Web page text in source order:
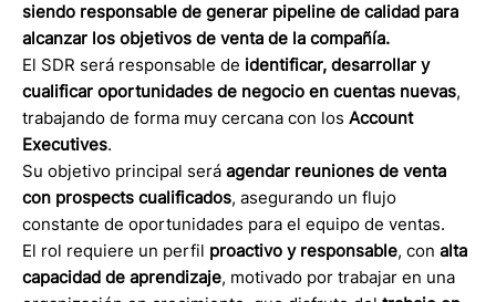
siendo responsable de generar pipeline de calidad para
alcanzar los objetivos de venta de la compañía.
El SDR será responsable de identificar, desarrollar y
cualificar oportunidades de negocio en cuentas nuevas,
trabajando de forma muy cercana con los Account
Executives.
Su objetivo principal será agendar reuniones de venta
con prospects cualificados, asegurando un flujo
constante de oportunidades para el equipo de ventas.
El rol requiere un perfil proactivo y responsable, con alta
capacidad de aprendizaje, motivado por trabajar en una